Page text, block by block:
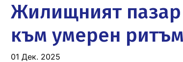
Жилищният
към умерен ритъм
01 Дек. 2025